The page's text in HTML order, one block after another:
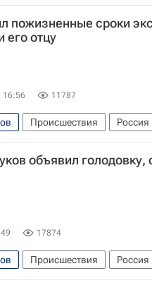
комитет России (СК РФ)
пожизненные сроки
его отцу
16:56 11787
Происшествия Россия
суд
Дело клана
объявил голодовку,
17874
Происшествия Россия
городской суд